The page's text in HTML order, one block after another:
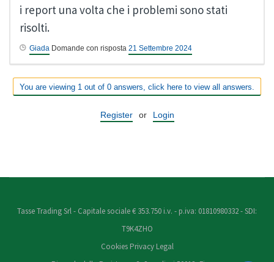
i report una volta che i problemi sono stati
risolti.
Giada Domande con risposta 21 Settembre 2024
You are viewing 1 out of 0 answers, click here to view all answers.
Register or Login
Tasse Trading Srl - Capitale sociale € 353.750 i.v. - p.iva: 01810980332 - SDI:
T9K4ZHO
Cookies Privacy Legal